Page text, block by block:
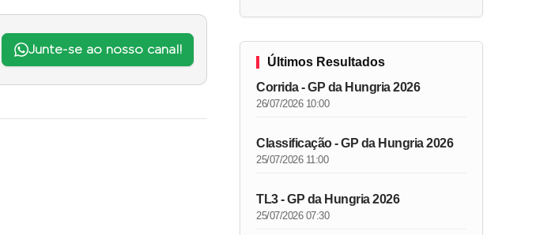
Junte-se ao nosso canal!
Últimos Resultados
Corrida - GP da Hungria 2026
26/07/2026 10:00
Classificação - GP da Hungria 2026
25/07/2026 11:00
TL3 - GP da Hungria 2026
25/07/2026 07:30